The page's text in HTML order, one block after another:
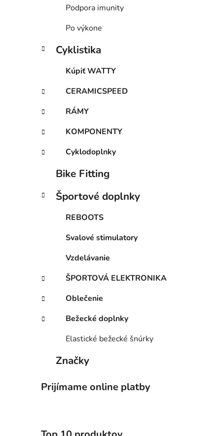
Podpora imunity
Po výkone
Cyklistika
Kúpiť WATTY
CERAMICSPEED
RÁMY
KOMPONENTY
Cyklodoplnky
Bike Fitting
Športové doplnky
REBOOTS
Svalové stimulatory
Vzdelávanie
ŠPORTOVÁ ELEKTRONIKA
Oblečenie
Bežecké doplnky
Elastické bežecké šnúrky
Značky
Prijímame online platby